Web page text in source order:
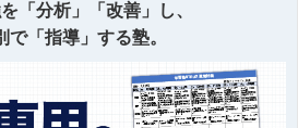
「分析」「改善」し、
で「指導」する塾。